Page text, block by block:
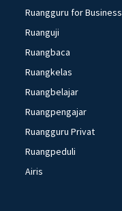
Ruangguru for Business
Ruanguji
Ruangbaca
Ruangkelas
Ruangbelajar
Ruangpengajar
Ruangguru Privat
Ruangpeduli
Airis